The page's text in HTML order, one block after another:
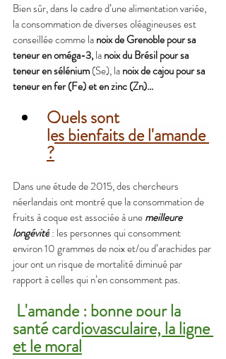
Bien sûr, dans le cadre d’une alimentation variée,
la consommation de diverses oléagineuses est
conseillée comme la noix de Grenoble pour sa
teneur en oméga-3, la noix du Brésil pour sa
teneur en sélénium (Se), la noix de cajou pour sa
teneur en fer (Fe) et en zinc (Zn)…
Quels sont
les bienfaits de l'amande
?
Dans une étude de 2015, des chercheurs
néerlandais ont montré que la consommation de
fruits à coque est associée à une meilleure
longévité : les personnes qui consomment
environ 10 grammes de noix et/ou d’arachides par
jour ont un risque de mortalité diminué par
rapport à celles qui n’en consomment pas.
L'amande : bonne pour la
santé cardiovasculaire, la ligne
et le moral